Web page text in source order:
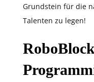
Grundstein für die
Talenten zu legen!